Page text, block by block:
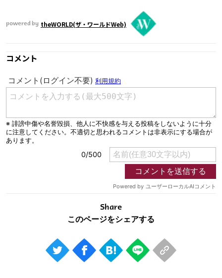
powered by theWORLD(ザ・ワールドWeb)
コメント
Share